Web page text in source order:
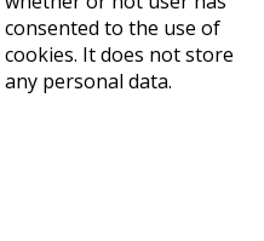
consented to the use of
cookies. It does not store
any personal data.